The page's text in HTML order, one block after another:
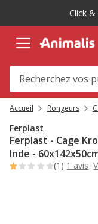
message,
Click
Accueil Rongeurs
Ferplast
Ferplast - Cage
Inde -
(1) 1 avis |